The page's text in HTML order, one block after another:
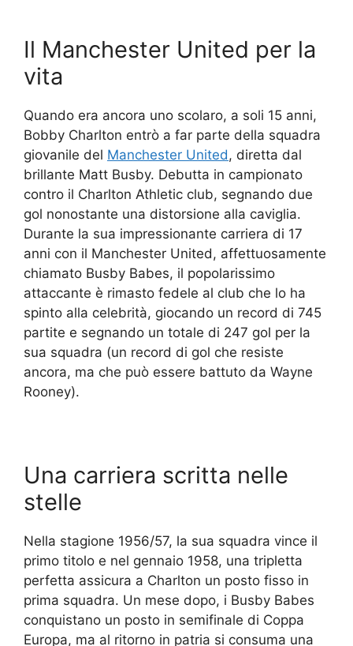
Il Manchester United per la
vita
Quando era ancora uno scolaro, a soli 15 anni,
Bobby Charlton entrò a far parte della squadra
giovanile del Manchester United, diretta dal
brillante Matt Busby. Debutta in campionato
contro il Charlton Athletic club, segnando due
gol nonostante una distorsione alla caviglia.
Durante la sua impressionante carriera di 17
anni con il Manchester United, affettuosamente
chiamato Busby Babes, il popolarissimo
attaccante è rimasto fedele al club che lo ha
spinto alla celebrità, giocando un record di 745
partite e segnando un totale di 247 gol per la
sua squadra (un record di gol che resiste
ancora, ma che può essere battuto da Wayne
Rooney).
Una carriera scritta nelle
stelle
Nella stagione 1956/57, la sua squadra vince il
primo titolo e nel gennaio 1958, una tripletta
perfetta assicura a Charlton un posto fisso in
prima squadra. Un mese dopo, i Busby Babes
conquistano un posto in semifinale di Coppa
Europa, ma al ritorno in patria si consuma una